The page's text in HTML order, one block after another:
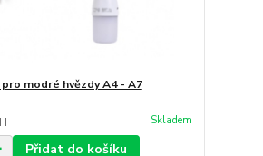
modré hvězdy A4 - A7
Skladem
Přidat do košíku